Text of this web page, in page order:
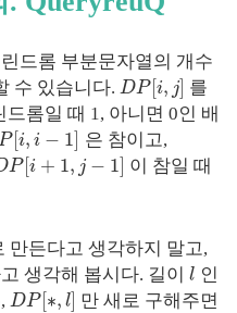
드롬 부분문자열의 개수
수 있습니다. DP[ i, j] 를
드롬일 때 1, 아니면 0인 배
[i, i − 1 은 참이고,
P[ i + 1, j − 1 이 참일 때
만든다고 생각하지 말고,
생각해 봅시다. 길이 l 인
DP[ ∗, l] 만 새로 구해주면